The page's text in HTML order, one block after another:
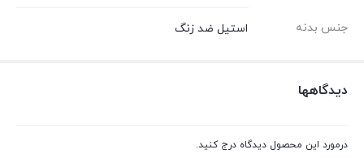
جنس بدنه استیل ضد زنگ
دیدگاهها
درمورد این محصول دیدگاه درج کنید.